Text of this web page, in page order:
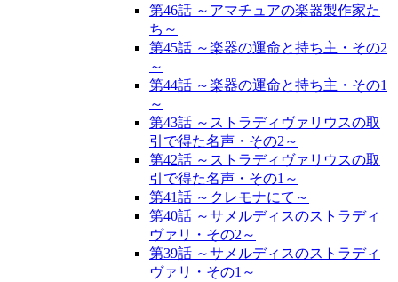
第46話 ～アマチュアの楽器製作家た
ち～
第45話 ～楽器の運命と持ち主・その2
～
第44話 ～楽器の運命と持ち主・その1
～
第43話 ～ストラディヴァリウスの取
引で得た名声・その2～
第42話 ～ストラディヴァリウスの取
引で得た名声・その1～
第41話 ～クレモナにて～
第40話 ～サメルディスのストラディ
ヴァリ・その2～
第39話 ～サメルディスのストラディ
ヴァリ・その1～